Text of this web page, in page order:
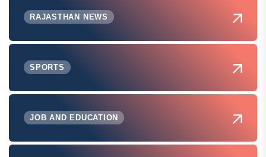
RAJASTHAN NEWS
SPORTS
JOB AND EDUCATION